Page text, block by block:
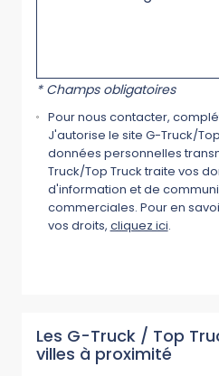
* Champs obligatoires
Pour nous contacter,
J'autorise le site G-Truck/
données personnelles
Truck/Top Truck traite vos
d'information et de
commerciales. Pour en
vos droits, cliquez ici.
Les G-Truck / Top
villes à proximité